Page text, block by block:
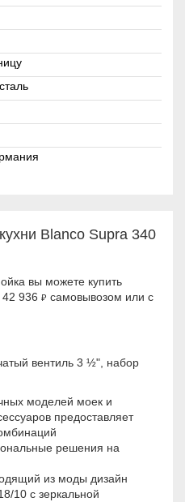
Blanco Supra 340
вы можете купить
936 ₽ самовывозом или с
вентиль 3 ½", нaбop
моделей моек и
предоставляет
решения на
из моды дизайн
10 c зepкaльнoй